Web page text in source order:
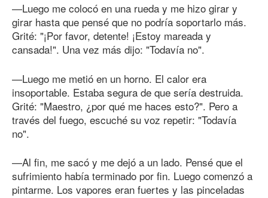
—Luego me colocó en una rueda y me hizo girar y
girar hasta que pensé que no podría soportarlo más.
Grité: "¡Por favor, detente! ¡Estoy mareada y
cansada!". Una vez más dijo: "Todavía no".
—Luego me metió en un horno. El calor era
insoportable. Estaba segura de que sería destruida.
Grité: "Maestro, ¿por qué me haces esto?". Pero a
través del fuego, escuché su voz repetir: "Todavía
no".
—Al fin, me sacó y me dejó a un lado. Pensé que el
sufrimiento había terminado por fin. Luego comenzó a
pintarme. Los vapores eran fuertes y las pinceladas